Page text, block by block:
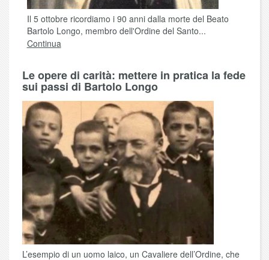
Il 5 ottobre ricordiamo i 90 anni dalla morte del Beato
Bartolo Longo, membro dell'Ordine del Santo...
Continua
Le opere di carità: mettere in pratica la fede
sui passi di Bartolo Longo
L’esempio di un uomo laico, un Cavaliere dell’Ordine, che